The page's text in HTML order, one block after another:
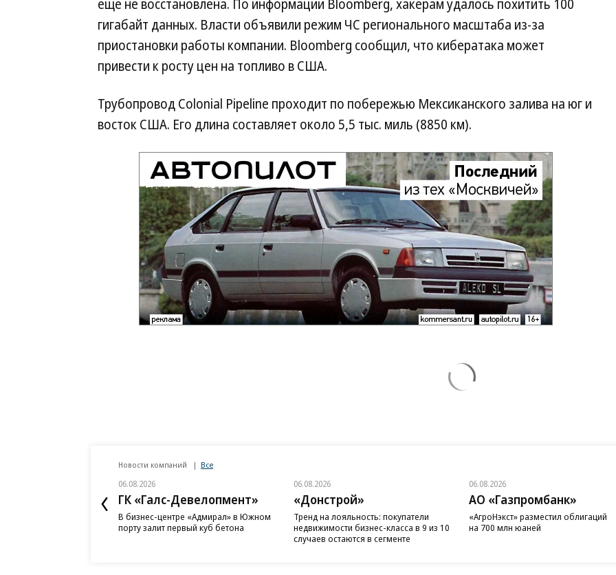
еще не восстановлена. По информации Bloomberg, хакерам удалось похитить 100
гигабайт данных. Власти объявили режим ЧС регионального масштаба из-за
приостановки работы компании. Bloomberg сообщил, что кибератака может
привести к росту цен на топливо в США.
Трубопровод Colonial Pipeline проходит по побережью Мексиканского залива на юг и
восток США. Его длина составляет около 5,5 тыс. миль (8850 км).
Новости компаний Все
06.08.2026
ГК «Галс-Девелопмент»
В бизнес-центре «Адмирал» в Южном
порту залит первый куб бетона
06.08.2026
«Донстрой»
Тренд на лояльность: покупатели
недвижимости бизнес-класса в 9 из 10
случаев остаются в сегменте
06.08.2026
АО «Газпромбанк»
«АгроНэкст» разместил облигаций
на 700 млн юаней